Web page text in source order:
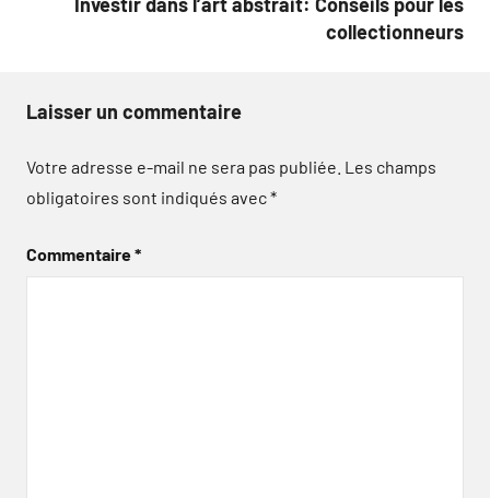
collectionneurs
Laisser un commentaire
Votre adresse e-mail ne sera pas publiée. Les champs
obligatoires sont indiqués avec*
Commentaire*